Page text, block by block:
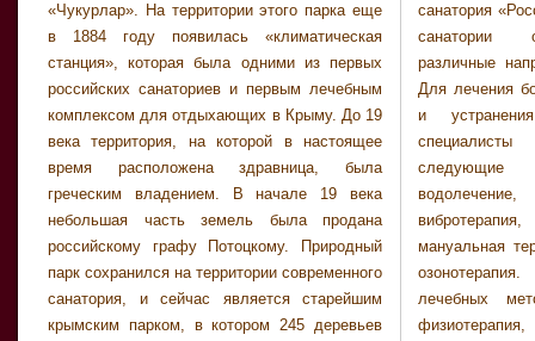
«Чукурлар». На территории этого парка еще
в 1884 году появилась «климатическая
станция», которая была одними из первых
российских санаториев и первым лечебным
комплексом для отдыхающих в Крыму. До 19
века территория, на которой в настоящее
время расположена здравница, была
греческим владением. В начале 19 века
небольшая часть земель была продана
российскому графу Потоцкому. Природный
парк сохранился на территории современного
санатория, и сейчас является старейшим
крымским парком, в котором 245 деревьев
санатория «Россия» В старейшем ялтинском
санатории отдыхающим предлагают
различные направления и методы лечения.
Для лечения большого спектра заболеваний
и устранения болезненных состояний
специалисты санатория применяют
следующие методы: грязелечение,
водолечение, компрессотерапия,
вибротерапия, гидроколонотерапия,
мануальная терапия, а также парафино - и
озонотерапия. Кроме того, в комплекс
лечебных методов входят ингаляции и
физиотерапия, ультразвуковые
заболеваниях: - Сердечно-сосудистые
заболевания, в том числе гипотензия,
первичная и вторичная гипертензия,
ревматические болезни клапана митрального